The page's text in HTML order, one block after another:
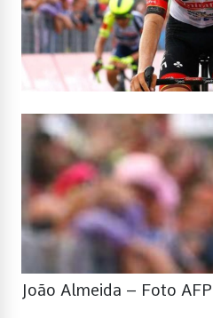
João Almeida – Foto AFP